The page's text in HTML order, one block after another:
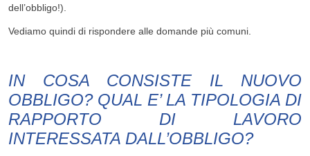
dell’obbligo!).
Vediamo quindi di rispondere alle domande più comuni.
IN COSA CONSISTE IL NUOVO
OBBLIGO? QUAL E’ LA TIPOLOGIA DI
RAPPORTO DI LAVORO
INTERESSATA DALL’OBBLIGO?